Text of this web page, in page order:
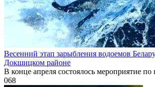
Весенний этап зарыбления водоемов
Докшицком районе
В конце апреля состоялось мероприятие по
068